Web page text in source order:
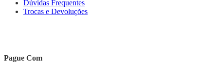
Dúvidas Frequentes
Trocas e Devoluções
Pague Com